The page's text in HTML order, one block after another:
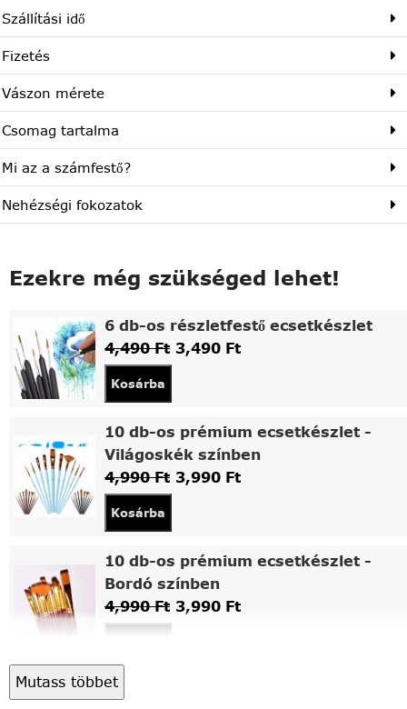
Szállítási idő
Fizetés
Vászon mérete
Csomag tartalma
Mi az a számfestő?
Nehézségi fokozatok
Ezekre még szükséged lehet!
6 db-os részletfestő ecsetkészlet
4,490Ft 3,490 Ft
Kosárba
10 db-os prémium ecsetkészlet -
Világoskék színben
4,990Ft 3,990 Ft
Kosárba
10 db-os prémium ecsetkészlet -
Bordó színben
4,990Ft 3,990 Ft
Asztali fa festőállvány
Mutass többet